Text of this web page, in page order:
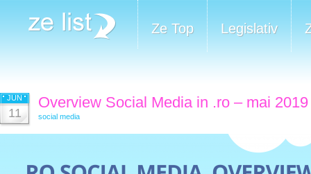
Ze Top Legislativ
JUN
11
Overview Social Media in .ro – mai 2019
social media